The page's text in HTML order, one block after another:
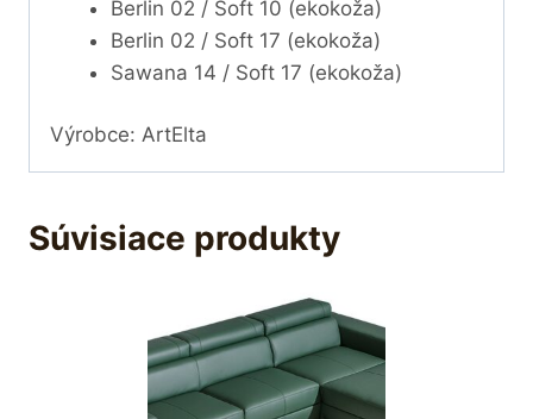
Berlin 02 / Soft 10 (ekokoža)
Berlin 02 / Soft 17 (ekokoža)
Sawana 14 / Soft 17 (ekokoža)
Výrobce: ArtElta
Súvisiace produkty